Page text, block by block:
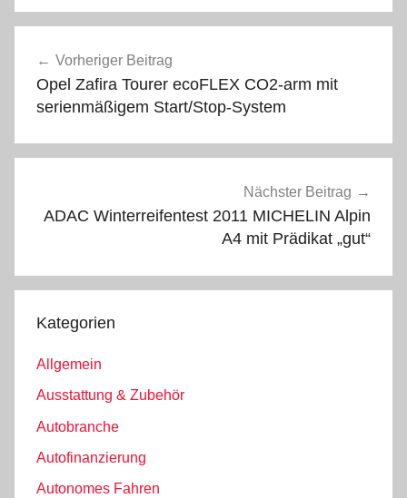
Vorheriger Beitrag
Opel Zafira Tourer ecoFLEX CO2-arm mit
serienmäßigem Start/Stop-System
Nächster Beitrag
ADAC Winterreifentest 2011 MICHELIN Alpin
A4 mit Prädikat „gut“
Kategorien
Allgemein
Ausstattung & Zubehör
Autobranche
Autofinanzierung
Autonomes Fahren